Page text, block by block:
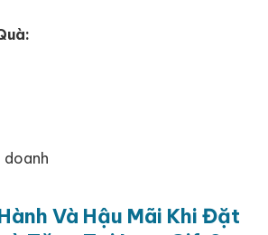
Và Hậu Mãi Khi Đặt